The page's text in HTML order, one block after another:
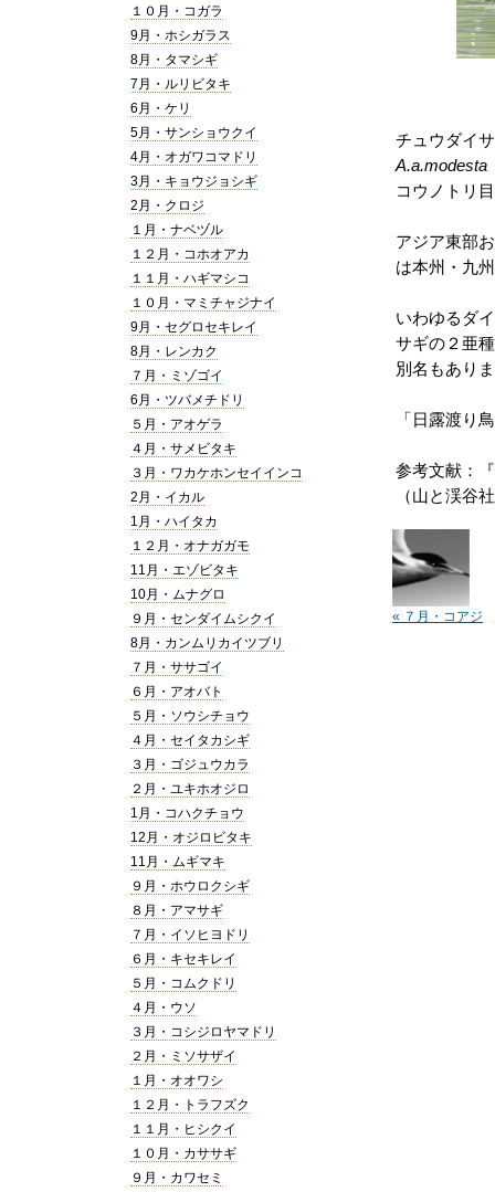
１０月・コガラ
9月・ホシガラス
8月・タマシギ
7月・ルリビタキ
6月・ケリ
5月・サンショウクイ
4月・オガワコマドリ
3月・キョウジョシギ
2月・クロジ
１月・ナベヅル
１２月・コホオアカ
１１月・ハギマシコ
１０月・マミチャジナイ
9月・セグロセキレイ
8月・レンカク
７月・ミゾゴイ
6月・ツバメチドリ
５月・アオゲラ
４月・サメビタキ
３月・ワカケホンセイインコ
2月・イカル
1月・ハイタカ
１２月・オナガガモ
11月・エゾビタキ
10月・ムナグロ
９月・センダイムシクイ
8月・カンムリカイツブリ
７月・ササゴイ
６月・アオバト
５月・ソウシチョウ
４月・セイタカシギ
３月・ゴジュウカラ
２月・ユキホオジロ
1月・コハクチョウ
12月・オジロビタキ
11月・ムギマキ
９月・ホウロクシギ
８月・アマサギ
７月・イソヒヨドリ
６月・キセキレイ
５月・コムクドリ
４月・ウソ
３月・コシジロヤマドリ
２月・ミソサザイ
１月・オオワシ
１２月・トラフズク
１１月・ヒシクイ
１０月・カササギ
９月・カワセミ
チュウダイ
A.a.modesta
コウノトリ
アジア東部
は本州・九
いわゆるダ
サギの２亜
別名もあり
「日露渡り
参考文献：
（山と渓谷
« ７月・コアジ